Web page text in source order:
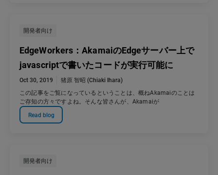
開発者向け
EdgeWorkers：AkamaiのEdgeサーバー上で
javascriptで書いたコードが実行可能に
Oct 30, 2019
猪原 智昭 (Chiaki Ihara)
この記事をご覧になっているということは、概ねAkamaiのことは
ご存知の方々ですよね。そんな皆さんが、Akamaiが
Read blog
開発者向け